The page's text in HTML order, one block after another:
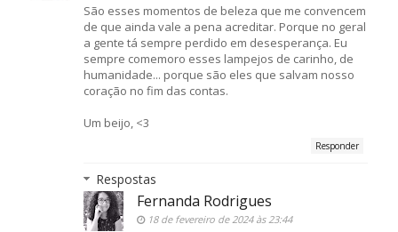
São esses momentos de beleza que me convencem
de que ainda vale a pena acreditar. Porque no geral
a gente tá sempre perdido em desesperança. Eu
sempre comemoro esses lampejos de carinho, de
humanidade... porque são eles que salvam nosso
coração no fim das contas.
Um beijo, <3
Responder
Respostas
Fernanda Rodrigues
18 de fevereiro de 2024 às 23:44